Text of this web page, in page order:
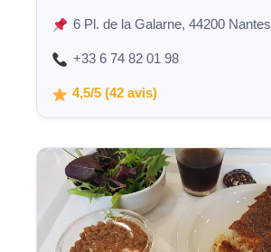
6 Pl. de la Galarne, 44200 Nantes
+33 6 74 82 01 98
4,5/5 (42 avis)